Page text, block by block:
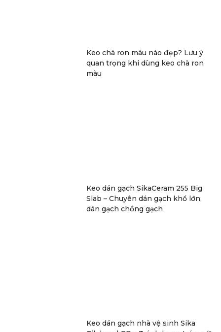
Keo chà ron màu nào đẹp? Lưu ý
quan trọng khi dùng keo chà ron
màu
Keo dán gạch SikaCeram 255 Big
Slab – Chuyên dán gạch khổ lớn,
dán gạch chồng gạch
Keo dán gạch nhà vệ sinh Sika